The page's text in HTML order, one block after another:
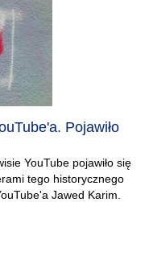
Pojawiło
YouTube pojawiło się
tego historycznego
Jawed Karim.